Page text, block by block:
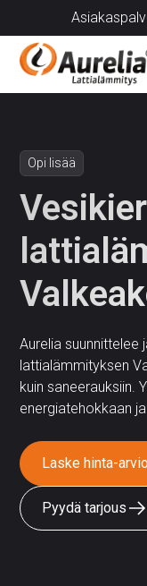
Opi lisää
Aurelia
lattialämmityksen
kuin saneerauksiin.
energiatehokkaan
Laske hinta-
Pyydä tarjous